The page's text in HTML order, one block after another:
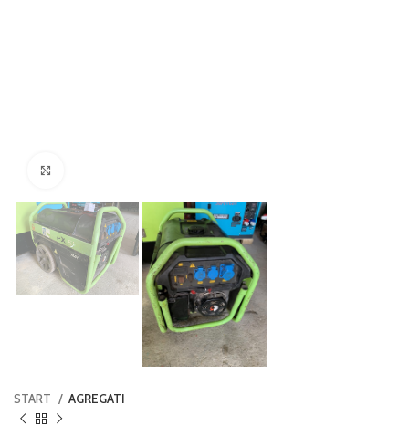
START AGREGATI